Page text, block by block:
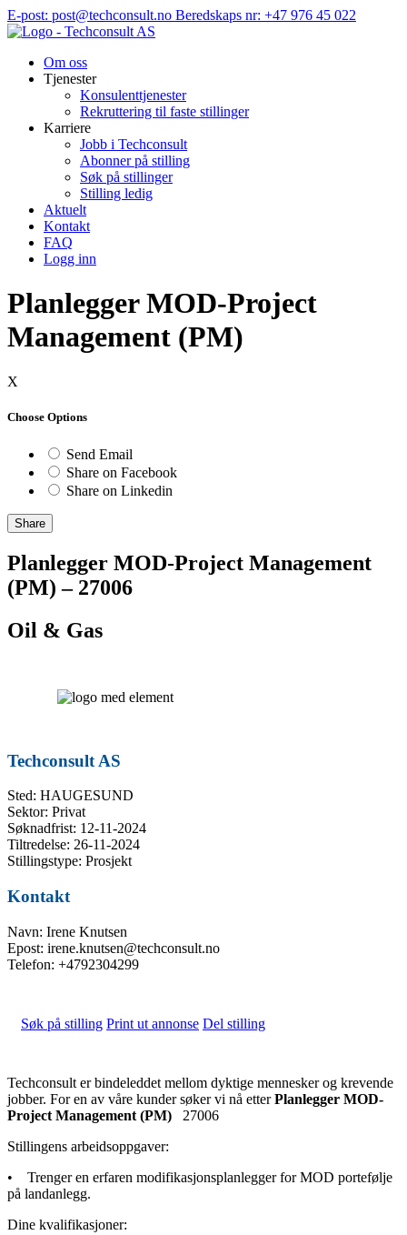
Hopp
til
E-post: post@techconsult.no Beredskaps nr: +47 976 45 022
Om oss
Tjenester
Konsulenttjenester
Rekruttering til faste stillinger
Karriere
Jobb i Techconsult
Abonner på stilling
Søk på stillinger
Stilling ledig
Aktuelt
Kontakt
FAQ
Logg inn
Planlegger MOD-Project
Management (PM)
X
Choose Options
Send Email
Share on Facebook
Share on Linkedin
Share
Planlegger MOD-Project Management
(PM) – 27006
Oil & Gas
Techconsult AS
Sted: HAUGESUND
Sektor: Privat
Søknadfrist: 12-11-2024
Tiltredelse: 26-11-2024
Stillingstype: Prosjekt
Kontakt
Navn: Irene Knutsen
Epost: irene.knutsen@techconsult.no
Telefon: +4792304299
Søk på stilling Print ut annonse Del stilling
Techconsult er bindeleddet mellom dyktige mennesker og krevende
jobber. For en av våre kunder søker vi nå etterPlanlegger MOD-
Project Management (PM)
27006
Stillingens arbeidsoppgaver:
• Trenger en erfaren modifikasjonsplanlegger for MOD portefølje
på landanlegg.
Dine kvalifikasjoner: